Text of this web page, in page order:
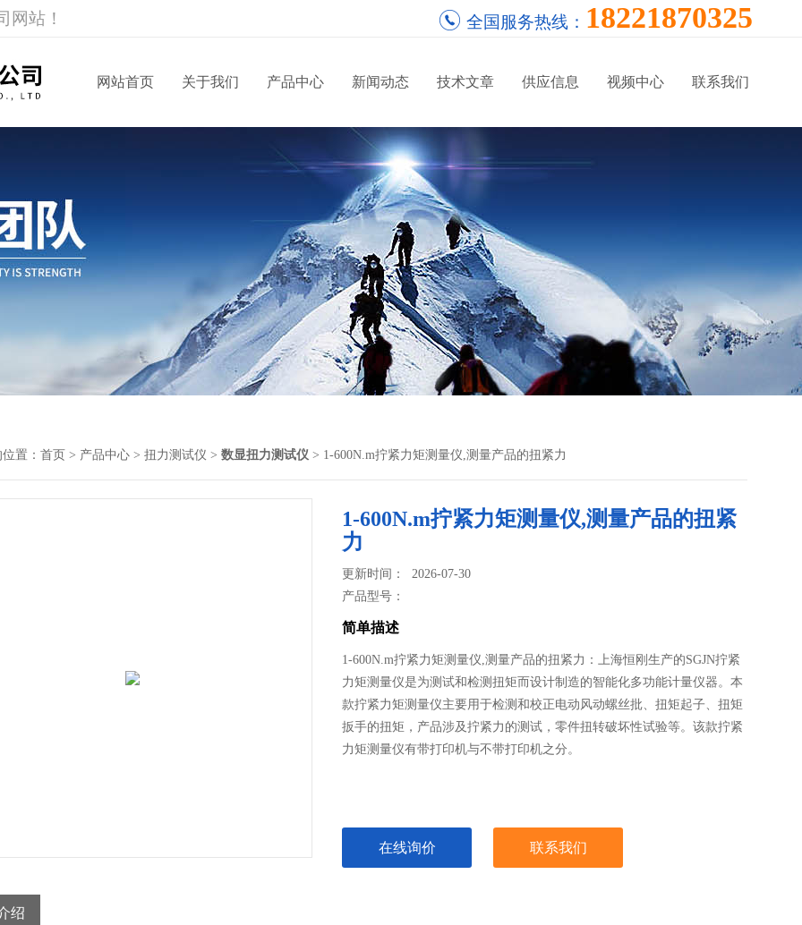
网站！ 全国服务热线： 18221870325
网站首页 关于我们 产品中心 新闻动态 技术文章 供应信息 视频中心 联系我们
置： 首页 > 产品中心 > 扭力测试仪 > 数显扭力测试仪 > 1-600N.m拧紧力矩测量仪,测量产品的扭紧力
1-600N.m拧紧力矩测量仪,测量产品的扭紧
力
更新时间： 2026-07-30
产品型号：
简单描述
1-600N.m拧紧力矩测量仪,测量产品的扭紧力：上海恒刚生产的SGJN拧紧
力矩测量仪是为测试和检测扭矩而设计制造的智能化多功能计量仪器。本
款拧紧力矩测量仪主要用于检测和校正电动风动螺丝批、扭矩起子、扭矩
扳手的扭矩，产品涉及拧紧力的测试，零件扭转破坏性试验等。该款拧紧
力矩测量仪有带打印机与不带打印机之分。
在线询价 联系我们
绍